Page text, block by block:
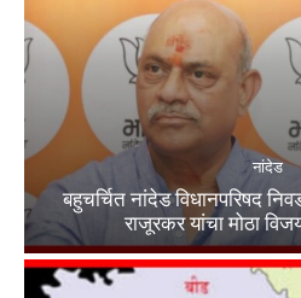
नांदेड
बहुचर्चित नांदेड विधानपरिषद
राजूरकर यांचा मोठा